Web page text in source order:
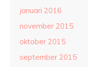
januari 2016
november 2015
oktober 2015
september 2015